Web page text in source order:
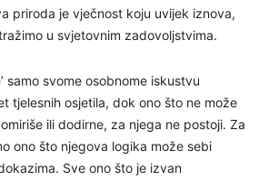
priroda je vječnost koju uvijek iznova,
u svjetovnim zadovoljstvima.
samo svome osobnome iskustvu
tjelesnih osjetila, dok ono što ne može
ili dodirne, za njega ne postoji. Za
ono što njegova logika može sebi
Sve ono što je izvan